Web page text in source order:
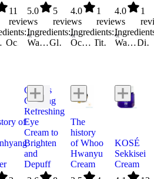
Root Extract Arachidyl Glucoside Arbutin Arginine Atractylodes Japonica Rhizome Extract Biotin Butylene Glycol
Lavandula Angustifolia (Lavender) Oil Pogostemon Cablin Oil Citrus Nobilis (Mandarin Orange) Peel Oil Pelargonium Graveolens Flower Oil Boswellia Carterii (olibanum) Oil Limonene
11
reviews
P/p
Octinoxate 4% W/w P/p Zinc Oxide Water/Aqua/Eau Dimethiconol Octyldodecyl Neopentanoate Butyloctyl Salicylate
5.0
5
reviews
Ingredients:
Water/Aqua/Eau
Glycerin PEG/PPG/Polybutylene Glycol-8/5/3 Glycerin Dipropylene Glycol Glyceryl Polymethacrylate
4.0
1
reviews
Ingredients:
Octinoxate (3.9%)
Titanium Dioxide Zinc Oxide
4.0
1
Water/Aqua/Eau
of
Origins
GinZing
Refreshing
Eye
Cream to
Brighten
and
Depuff
The
history
of Whoo
Hwanyu
Cream
KOSÉ
Sekkisei
Cream